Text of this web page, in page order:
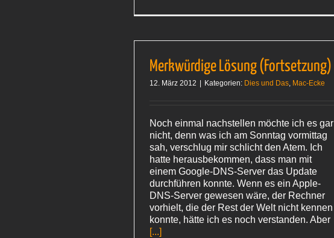
Merkwürdige Lösung (Fortsetzung)
12. März 2012 Kategorien: Dies und Das, Mac-Ecke
Noch einmal nachstellen möchte ich es gar
nicht, denn was ich am Sonntag vormittag
sah, verschlug mir schlicht den Atem. Ich
hatte herausbekommen, dass man mit
einem Google-DNS-Server das Update
durchführen konnte. Wenn es ein Apple-
DNS-Server gewesen wäre, der Rechner
vorhielt, die der Rest der Welt nicht kennen
konnte, hätte ich es noch verstanden. Aber
[...]